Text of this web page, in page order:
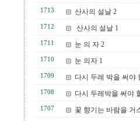
1713 산사의 설날 2
1712 산사의 설날 1
1711 눈 의 자 2
1710 눈 의자 1
1709 다시 두레 박을 써야
1708 다시 두레박을 써야
1707 꽃 향기는 바람을 거